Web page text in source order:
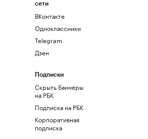
сети
ВКонтакте
Одноклассники
Telegram
Дзен
Подписки
Скрыть баннеры
на РБК
Подписка на РБК
Корпоративная
подписка